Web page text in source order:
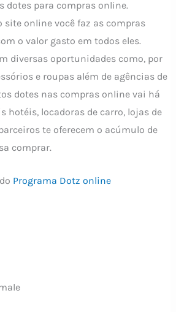
dotes para compras online.
site online você faz as compras
o valor gasto em todos eles.
diversas oportunidades como, por
e roupas além de agências de
dotes nas compras online vai há
hotéis, locadoras de carro, lojas de
te oferecem o acúmulo de
comprar.
Programa Dotz online